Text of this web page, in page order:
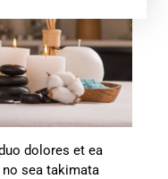
dolores et ea
sea takimata